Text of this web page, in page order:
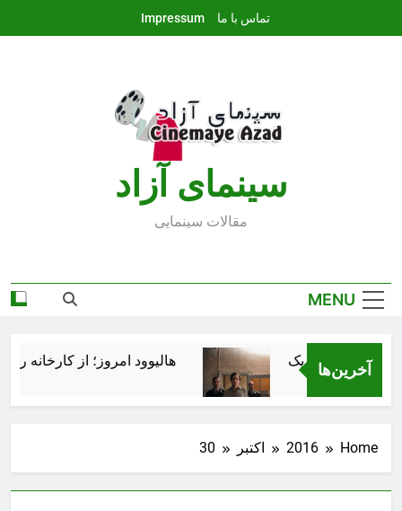
تماس با ما Impressum
سينماى آزاد
مقالات سينمايى
MENU
آخرین‌ها هالیوود امروز؛ از کارخانه
Home
2016 اکتبر 30